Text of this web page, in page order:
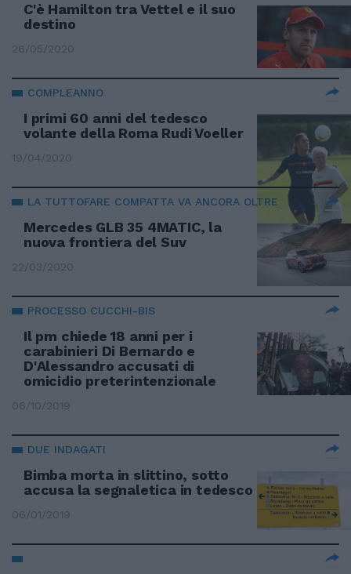
C'è Hamilton tra Vettel e il suo
destino
26/05/2020
COMPLEANNO
I primi 60 anni del tedesco
volante della Roma Rudi Voeller
19/04/2020
LA TUTTOFARE COMPATTA VA ANCORA OLTRE
Mercedes GLB 35 4MATIC, la
nuova frontiera del Suv
22/03/2020
PROCESSO CUCCHI-BIS
Il pm chiede 18 anni per i
carabinieri Di Bernardo e
D'Alessandro accusati di
omicidio preterintenzionale
06/10/2019
DUE INDAGATI
Bimba morta in slittino, sotto
accusa la segnaletica in tedesco
06/01/2019